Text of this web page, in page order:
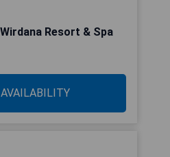
Wirdana Resort & Spa